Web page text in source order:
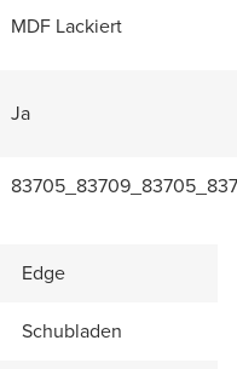
MDF Lackiert
Ja
Edge
Schubladen